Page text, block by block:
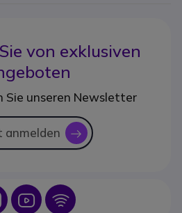
von exklusiven
Sie unseren Newsletter
anmelden icon
Icon Icon